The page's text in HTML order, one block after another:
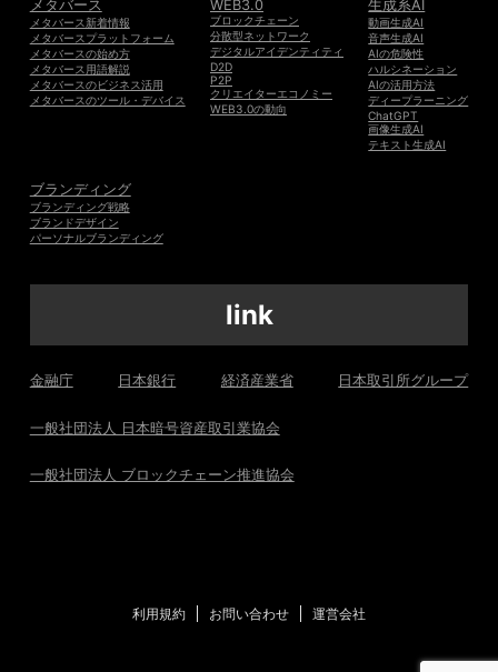
メタバース
メタバース新着情報
メタバースプラットフォーム
メタバースの始め方
メタバース用語解説
メタバースのビジネス活用
メタバースのツール・デバイス
WEB3.0
ブロックチェーン
分散型ネットワーク
デジタルアイデンティティ
D2D
P2P
クリエイターエコノミー
WEB3.0の動向
生成系AI
動画生成AI
音声生成AI
AIの危険性
ハルシネーション
AIの活用方法
ディープラーニング
ChatGPT
画像生成AI
テキスト生成AI
ブランディング
ブランディング戦略
ブランドデザイン
パーソナルブランディング
link
金融庁 日本銀行 経済産業省 日本取引所グループ
一般社団法人 日本暗号資産取引業協会
一般社団法人 ブロックチェーン推進協会
利用規約 お問い合わせ 運営会社